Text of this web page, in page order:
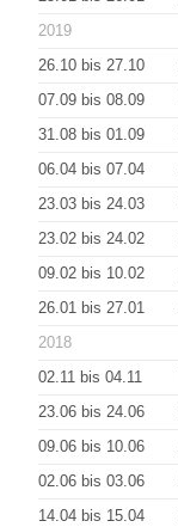
2019
26.10 bis 27.10
07.09 bis 08.09
31.08 bis 01.09
06.04 bis 07.04
23.03 bis 24.03
23.02 bis 24.02
09.02 bis 10.02
26.01 bis 27.01
2018
02.11 bis 04.11
23.06 bis 24.06
09.06 bis 10.06
02.06 bis 03.06
14.04 bis 15.04